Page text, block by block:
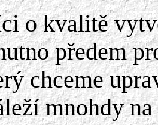
o kvalitě
předem
chceme
mnohdy